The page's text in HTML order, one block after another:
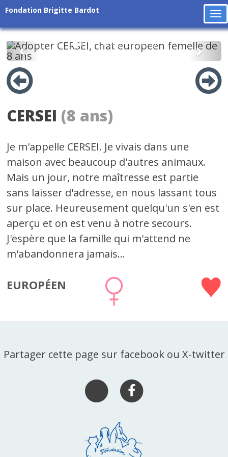
Fondation Brigitte Bardot
Précédent
CERSEI (8 ans)
Je m'appelle CERSEI. Je vivais dans une
maison avec beaucoup d'autres animaux.
Mais un jour, notre maîtresse est partie
sans laisser d'adresse, en nous lassant tous
sur place. Heureusement quelqu'un s'en est
aperçu et on est venu à notre secours.
J'espère que la famille qui m'attend ne
m'abandonnera jamais...
EUROPÉEN
Partager cette page sur facebook ou X-twitter